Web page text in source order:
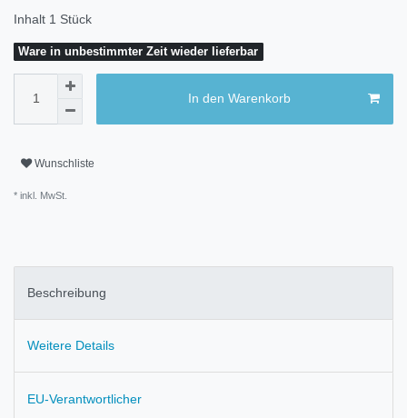
Inhalt 1 Stück
Ware in unbestimmter Zeit wieder lieferbar
In den Warenkorb
Wunschliste
* inkl. MwSt.
Beschreibung
Weitere Details
EU-Verantwortlicher